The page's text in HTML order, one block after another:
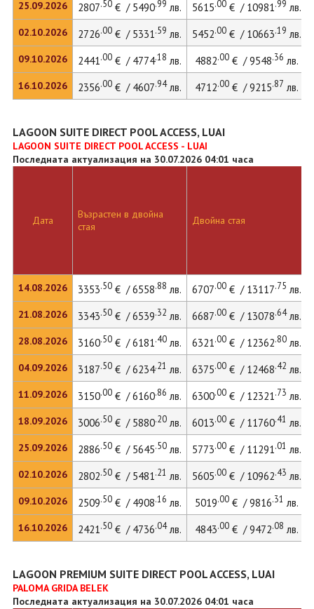
25.09.2026
02.10.2026
09.10.2026
16.10.2026
2807.50€ / 5490.99 лв. 5615.00€ / 10981.99 лв.
2726.00€ / 5331.59 лв. 5452.00€ / 10663.19 лв.
2441.00€ / 4774.18 лв. 4882.00€ / 9548.36 лв.
2356.00€ / 4607.94лв. 4712.00€ / 9215.87 лв.
LAGOON SUITE DIRECT POOL ACCESS, LUAI
LAGOON SUITE DIRECT POOL ACCESS - LUAI
Последната актуализация на 30.07.2026 04:01 часа
Дата
14.08.2026
21.08.2026
28.08.2026
04.09.2026
11.09.2026
18.09.2026
25.09.2026
02.10.2026
09.10.2026
16.10.2026
Възрастен в двойна
стая
Двойна стая
3353.50€ / 6558.88 лв. 6707.00€ / 13117.75 лв.
3343.50€ / 6539.32 лв. 6687.00€ / 13078.64лв.
3160.50€ / 6181.40лв. 6321.00€ / 12362.80лв.
3187.50€ / 6234.21 лв. 6375.00€ / 12468.42 лв.
3150.00€ / 6160.86 лв. 6300.00€ / 12321.73 лв.
3006.50€ / 5880.20лв. 6013.00€ / 11760.41 лв.
2886.50€ / 5645.50лв. 5773.00€ / 11291.01 лв.
2802.50€ / 5481.21 лв. 5605.00€ / 10962.43 лв.
2509.50€ / 4908.16 лв. 5019.00€ / 9816.31 лв.
2421.50€ / 4736.04лв. 4843.00€ / 9472.08 лв.
LAGOON PREMIUM SUITE DIRECT POOL ACCESS, LUAI
PALOMA GRIDA BELEK
Последната актуализация на 30.07.2026 04:01 часа